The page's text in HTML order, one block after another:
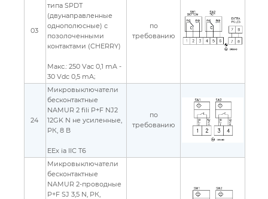
03
типа SPDT
(двунаправленные
однополюсные) с
позолоченными
контактами (CHERRY)
Макс.: 250 Vac 0,1 mA -
30 Vdc 0,5 mA;
по
требованию
24
Микровыключатели
бесконтактные
NAMUR 2 fili P+F NJ2
12GK N не усиленные,
РК, 8 В
EEx ia IIC T6
по
требованию
Микровыключатели
бесконтактные
NAMUR 2-проводные
P+F SJ 3,5 N, РК,